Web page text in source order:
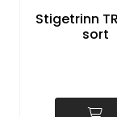
Stigetrinn
sort